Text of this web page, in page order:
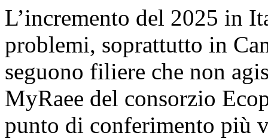
L’incremento del 2025 in
problemi, soprattutto in
seguono filiere che non
MyRaee del consorzio
punto di conferimento più